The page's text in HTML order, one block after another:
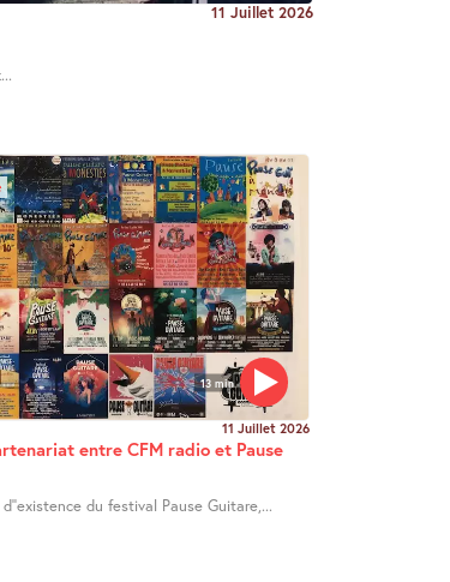
11 Juillet 2026
13 min
11 Juillet 2026
entre CFM radio et Pause
du festival Pause Guitare,...